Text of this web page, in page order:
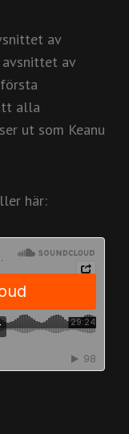
av
avsnittet av
alla
ut som Keanu
här: